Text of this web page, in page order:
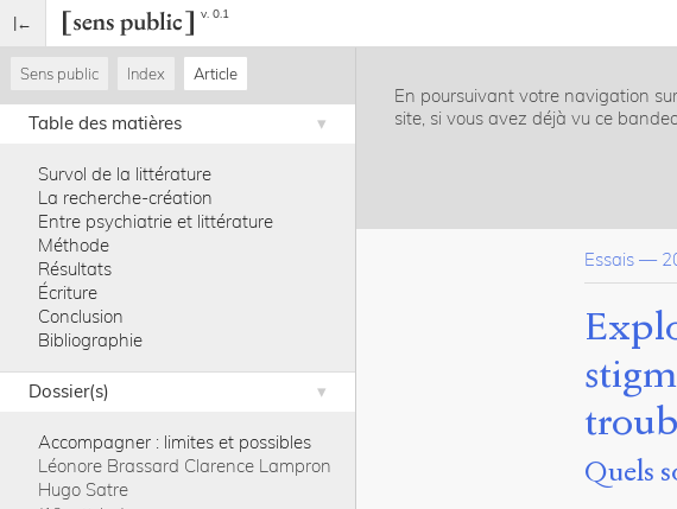
v. 0.1
Sens public Index Article
Table des matières
Survol de la littérature
La recherche-création
Entre psychiatrie et littérature
Méthode
Résultats
Écriture
Conclusion
Bibliographie
Dossier(s)
Accompagner : limites et possibles
Léonore Brassard Clarence Lampron
Hugo Satre
En poursuivant votre navigation
site, si vous avez déjà vu ce
Essais —
Quels